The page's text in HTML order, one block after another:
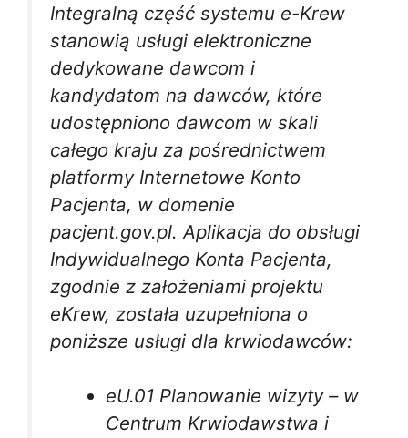
Integralną część systemu e-Krew
stanowią usługi elektroniczne
dedykowane dawcom i
kandydatom na dawców, które
udostępniono dawcom w skali
całego kraju za pośrednictwem
platformy Internetowe Konto
Pacjenta, w domenie
pacjent.gov.pl. Aplikacja do obsługi
Indywidualnego Konta Pacjenta,
zgodnie z założeniami projektu
eKrew, została uzupełniona o
poniższe usługi dla krwiodawców:
eU.01 Planowanie wizyty – w
Centrum Krwiodawstwa i